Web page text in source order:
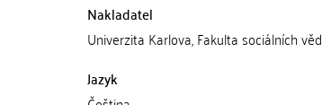
Nakladatel
Univerzita Karlova, Fakulta sociálních věd
Jazyk